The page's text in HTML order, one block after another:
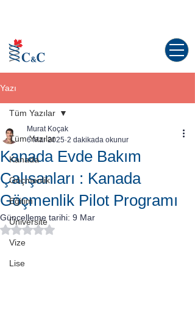
Yazı
Tüm Yazılar
Kanada
Göçmenlik
Eğitim
Üniversite
Vize
Lise
Tüm Yazılar
Kanada Evde Bakım
Çalışanları : Kanada
Göçmenlik Pilot Programı
Murat Koçak
6 Mar 2025 2 dakikada okunur
Güncelleme tarihi: 9 Mar
5 üzerinden NaN yıldız